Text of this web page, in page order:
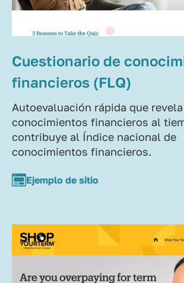
Cuestionario de
financieros (FLQ)
Autoevaluación rápida que
conocimientos financieros al
contribuye al Índice nacional de
conocimientos financieros.
Ejemplo de sitio